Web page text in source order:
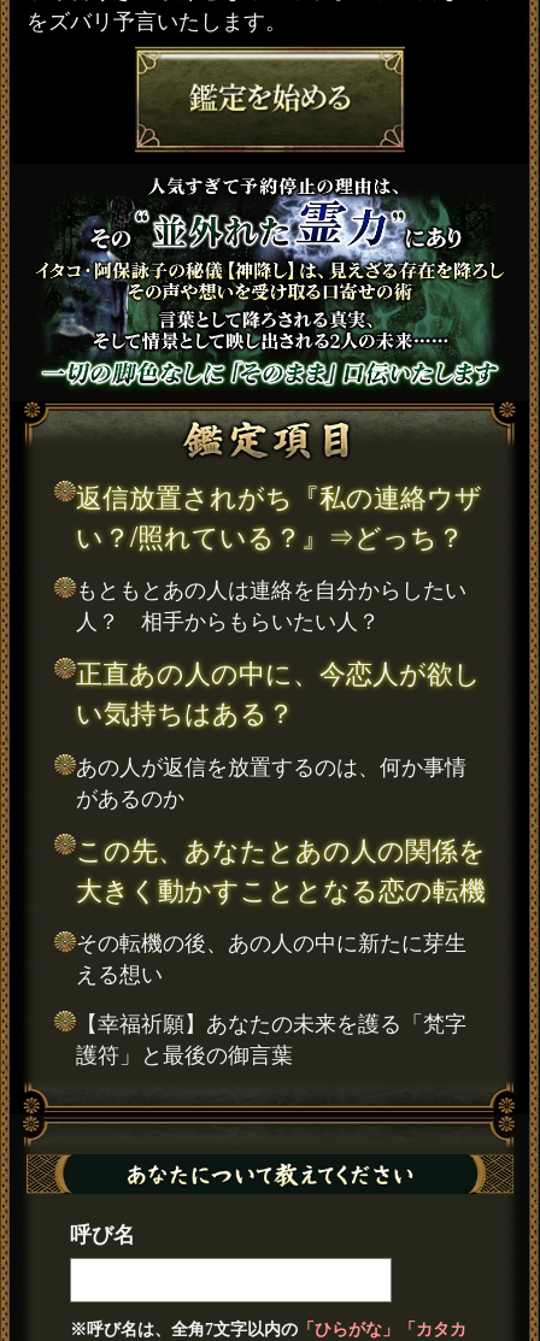
をズバリ予言いたします。
返信放置されがち『私の連絡ウザ
い？/照れている？』⇒どっち？
もともとあの人は連絡を自分からしたい
人？ 相手からもらいたい人？
正直あの人の中に、今恋人が欲し
い気持ちはある？
あの人が返信を放置するのは、何か事情
があるのか
この先、あなたとあの人の関係を
大きく動かすこととなる恋の転機
その転機の後、あの人の中に新たに芽生
える想い
【幸福祈願】あなたの未来を護る「梵字
護符」と最後の御言葉
呼び名
※呼び名は、全角7文字以内の 「ひらがな」「カタカ